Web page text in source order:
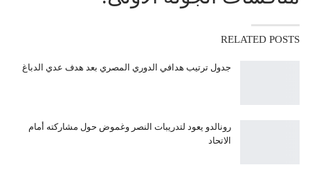
RELATED POSTS
جدول ترتيب هدافي الدوري المصري بعد هدف عدي الدباغ
رونالدو يعود لتدريبات النصر وغموض حول مشاركته أمام
الاتحاد